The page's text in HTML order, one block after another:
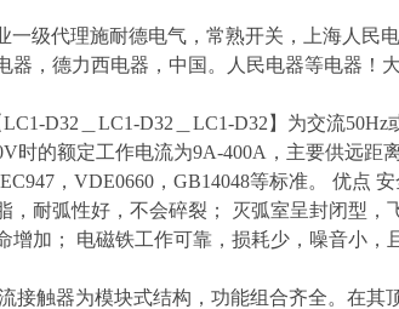
一级代理施耐德电气，常熟开关，上海人民
器，德力西电器，中国。人民电器等电器！
D32＿LC1-D32＿LC1-D32】为交流50Hz
时的额定工作电流为9A-400A，主要供远
，VDE0660，GB14048等标准。 优点
，耐弧性好，不会碎裂； 灭弧室呈封闭型
增加； 电磁铁工作可靠，损耗少，噪音小，
接触器为模块式结构，功能组合齐全。在其